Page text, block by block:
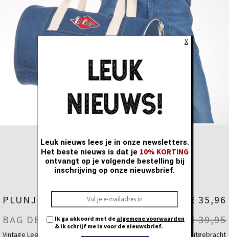
PLUNJEZAK ULYSS
€ 35,96
BAG DENIM
€ 39,95
Vintage Lee Cooper zak uit de jaren 70 die vandaag wordt heruitgebracht
X
Leuk nieuws lees je in onze newsletters.
Het beste nieuws is dat je 10% KORTING
ontvangt op je volgende bestelling bij
inschrijving op onze nieuwsbrief.
Ik ga akkoord met de algemene voorwaarden
& ik schrijf me in voor de nieuwsbrief.